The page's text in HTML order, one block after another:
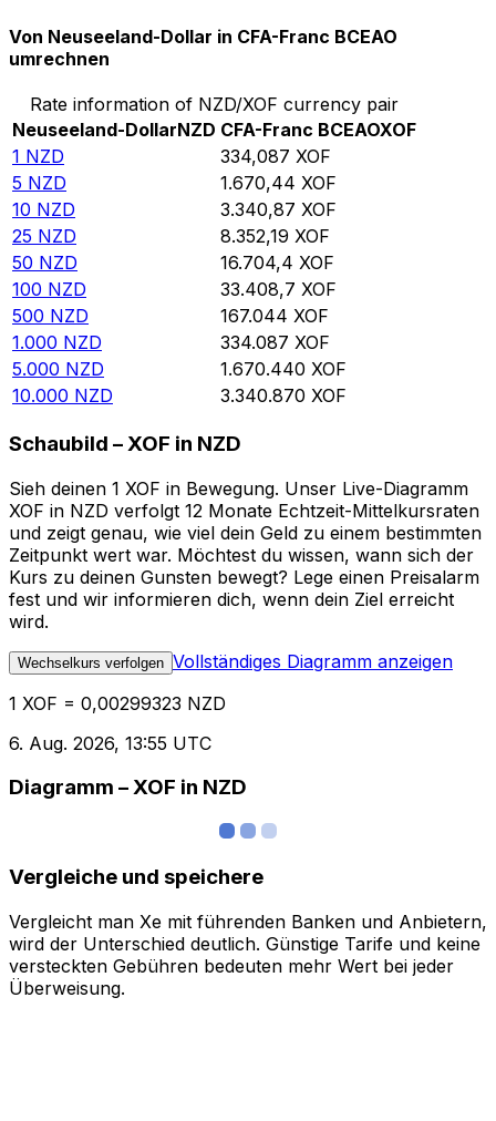
Von Neuseeland-Dollar in CFA-Franc BCEAO
umrechnen
Rate information of NZD/XOF currency pair
Neuseeland-DollarNZD CFA-Franc BCEAOXOF
1 NZD 334,087 XOF
5 NZD 1.670,44 XOF
10 NZD 3.340,87 XOF
25 NZD 8.352,19 XOF
50 NZD 16.704,4 XOF
100 NZD 33.408,7 XOF
500 NZD 167.044 XOF
1.000 NZD 334.087 XOF
5.000 NZD 1.670.440 XOF
10.000 NZD 3.340.870 XOF
Schaubild – XOF in NZD
Sieh deinen 1 XOF in Bewegung. Unser Live-Diagramm
XOF in NZD verfolgt 12 Monate Echtzeit-Mittelkursraten
und zeigt genau, wie viel dein Geld zu einem bestimmten
Zeitpunkt wert war. Möchtest du wissen, wann sich der
Kurs zu deinen Gunsten bewegt? Lege einen Preisalarm
fest und wir informieren dich, wenn dein Ziel erreicht
wird.
Wechselkurs verfolgen Vollständiges Diagramm anzeigen
1 XOF = 0,00299323 NZD
6. Aug. 2026, 13:55 UTC
Diagramm – XOF in NZD
Vergleiche und speichere
Vergleicht man Xe mit führenden Banken und Anbietern,
wird der Unterschied deutlich. Günstige Tarife und keine
versteckten Gebühren bedeuten mehr Wert bei jeder
Überweisung.